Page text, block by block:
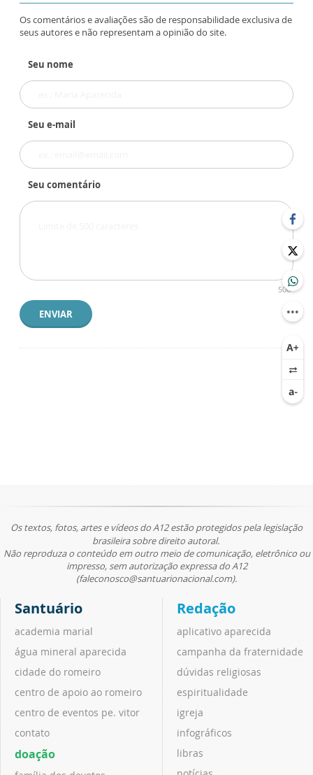
Os comentários e avaliações são de responsabilidade exclusiva de
seus autores e não representam a opinião do site.
Seu nome
Seu e-mail
Seu comentário
500
ENVIAR
Os textos, fotos, artes e vídeos do A12 estão protegidos pela legislação
brasileira sobre direito autoral.
Não reproduza o conteúdo em outro meio de comunicação, eletrônico ou
impresso, sem autorização expressa do A12
(faleconosco@santuarionacional.com).
Santuário
academia marial
água mineral aparecida
cidade do romeiro
centro de apoio ao romeiro
centro de eventos pe. vitor
contato
doação
Redação
aplicativo aparecida
campanha da fraternidade
dúvidas religiosas
espiritualidade
igreja
infográficos
libras